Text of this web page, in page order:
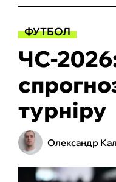
ФУТБОЛ
ЧС-
турніру
Олександр